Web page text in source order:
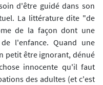
d'être guidé dans son
La littérature dite "de
de la façon dont une
l'enfance. Quand une
petit être ignorant, dénué
innocente qu'il faut
des adultes (et c'est